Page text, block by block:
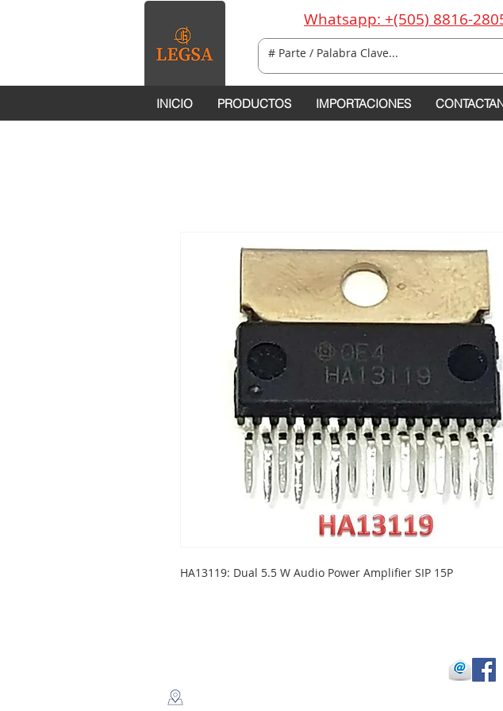
Whatsapp: +(505) 8816-
INICIO PRODUCTOS IMPORTACIONES
HA13119: Dual 5.5 W Audio Power Amplifier SIP 15P